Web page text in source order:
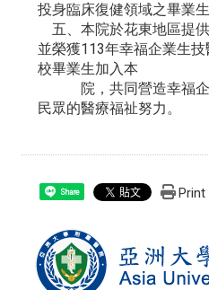
投身臨床復健領域之畢業
五、本院於花東地區提
並榮獲113年幸福企業生
校畢業生加入本
院，共同營造幸福企
民眾的醫療福祉努力。
Share